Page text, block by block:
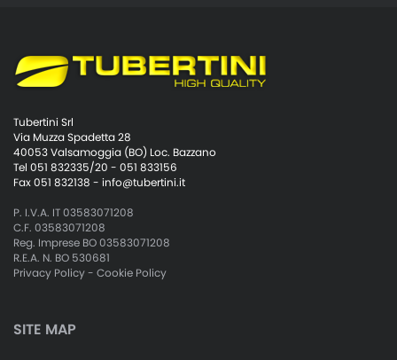
Tubertini Srl
Via Muzza Spadetta 28
40053 Valsamoggia (BO) Loc. Bazzano
Tel 051 832335/20 - 051 833156
Fax 051 832138 - info@tubertini.it
P. I.V.A. IT 03583071208
C.F. 03583071208
Reg. Imprese BO 03583071208
R.E.A. N. BO 530681
Privacy Policy- Cookie Policy
SITE MAP